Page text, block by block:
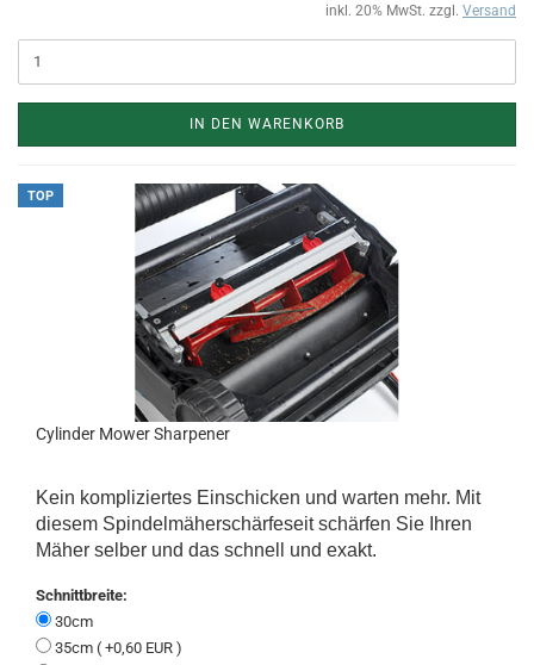
inkl. 20% MwSt. zzgl. Versand
IN DEN WARENKORB
TOP
Cylinder Mower Sharpener
Kein kompliziertes Einschicken und warten mehr. Mit
diesem Spindelmäherschärfeseit schärfen Sie Ihren
Mäher selber und das schnell und exakt.
Schnittbreite:
30cm
35cm ( +0,60 EUR )